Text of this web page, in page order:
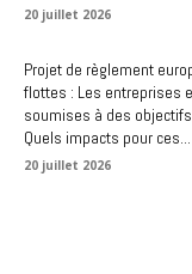
20 juillet 2026
Projet de règlement
flottes : Les entreprises
soumises à des
Quels impacts pour ces...
20 juillet 2026